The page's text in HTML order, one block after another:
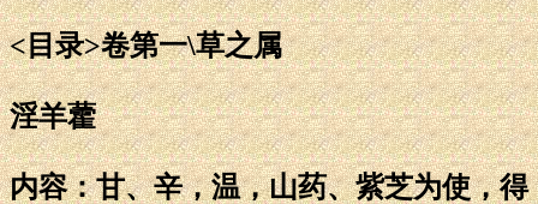
<目录>卷第一\草之属
淫羊藿
内容：甘、辛，温，山药、紫芝为使，得